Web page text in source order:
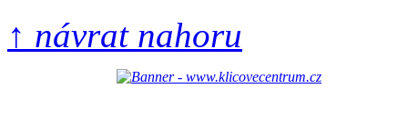
↑ návrat nahoru